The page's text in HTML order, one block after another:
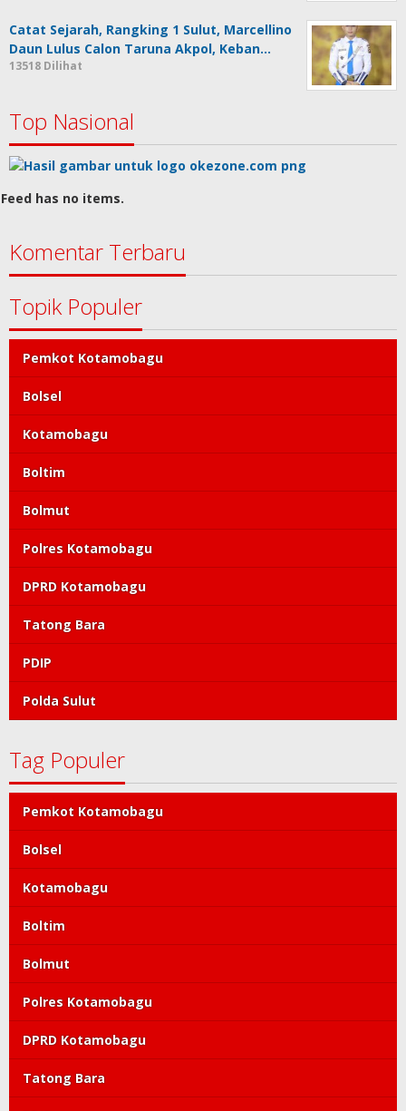
Catat Sejarah, Rangking 1 Sulut, Marcellino
Daun Lulus Calon Taruna Akpol, Keban…
13518 Dilihat
Top Nasional
Feed has no items.
Komentar Terbaru
Topik Populer
Pemkot Kotamobagu
Bolsel
Kotamobagu
Boltim
Bolmut
Polres Kotamobagu
DPRD Kotamobagu
Tatong Bara
PDIP
Polda Sulut
Tag Populer
Pemkot Kotamobagu
Bolsel
Kotamobagu
Boltim
Bolmut
Polres Kotamobagu
DPRD Kotamobagu
Tatong Bara